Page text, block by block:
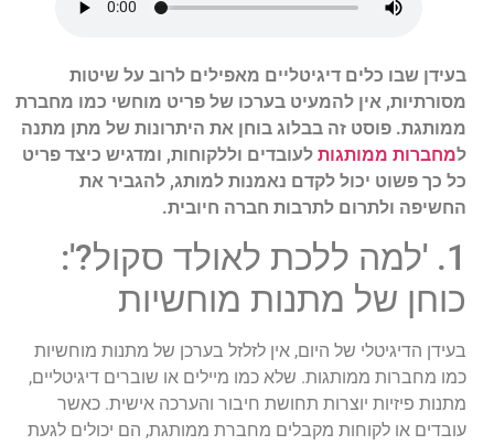
בעידן שבו כלים דיגיטליים מאפילים לרוב על שיטות
מסורתיות, אין להמעיט בערכו של פריט מוחשי כמו מחברת
ממותגת. פוסט זה בבלוג בוחן את היתרונות של מתן מתנה
למחברות ממותגות לעובדים וללקוחות, ומדגיש כיצד פריט
כל כך פשוט יכול לקדם נאמנות למותג, להגביר את
החשיפה ולתרום לתרבות חברה חיובית.
1. 'למה ללכת לאולד סקול?':
כוחן של מתנות מוחשיות
בעידן הדיגיטלי של היום, אין לזלזל בערכן של מתנות מוחשיות
כמו מחברות ממותגות. שלא כמו מיילים או שוברים דיגיטליים,
מתנות פיזיות יוצרות תחושת חיבור והערכה אישית. כאשר
עובדים או לקוחות מקבלים מחברת ממותגת, הם יכולים לגעת